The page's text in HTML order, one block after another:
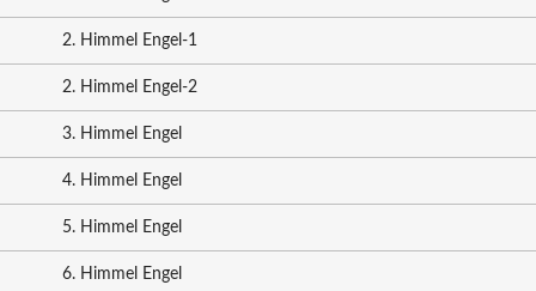
2. Himmel Engel-1
2. Himmel Engel-2
3. Himmel Engel
4. Himmel Engel
5. Himmel Engel
6. Himmel Engel